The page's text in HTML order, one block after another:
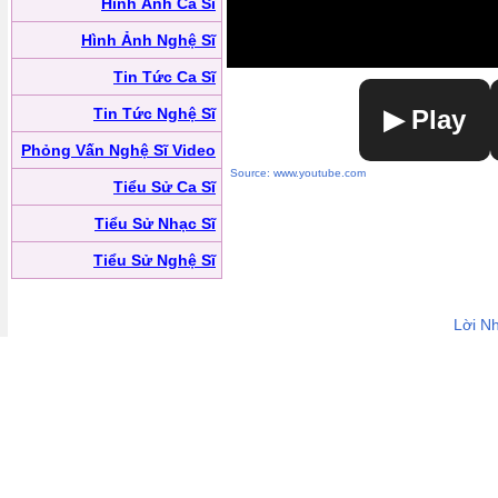
Hình Ảnh Nghệ Sĩ
Tin Tức Ca Sĩ
Tin Tức Nghệ Sĩ
Phỏng Vấn Nghệ Sĩ Video
Tiểu Sử Ca Sĩ
Tiểu Sử Nhạc Sĩ
Tiểu Sử Nghệ Sĩ
▶ Play
Source: www.youtube.com
Lời